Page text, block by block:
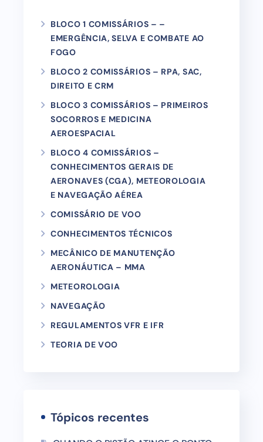
BLOCO 1 COMISSÁRIOS – –
EMERGÊNCIA, SELVA E COMBATE AO
FOGO
BLOCO 2 COMISSÁRIOS – RPA, SAC,
DIREITO E CRM
BLOCO 3 COMISSÁRIOS – PRIMEIROS
SOCORROS E MEDICINA
AEROESPACIAL
BLOCO 4 COMISSÁRIOS –
CONHECIMENTOS GERAIS DE
AERONAVES (CGA), METEOROLOGIA
E NAVEGAÇÃO AÉREA
COMISSÁRIO DE VOO
CONHECIMENTOS TÉCNICOS
MECÂNICO DE MANUTENÇÃO
AERONÁUTICA – MMA
METEOROLOGIA
NAVEGAÇÃO
REGULAMENTOS VFR E IFR
TEORIA DE VOO
Tópicos recentes